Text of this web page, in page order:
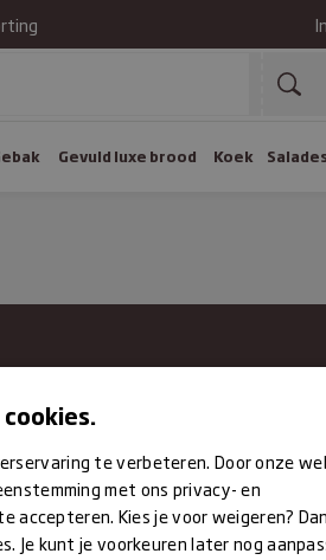
Gevuld luxe brood Koek
Schrijf je in voor de
assortiment en aanbiedingen.
te verbeteren. Door onze
met ons privacy- en
accepteren. Kies je voor weigeren? Dan
Je kunt je voorkeuren later nog